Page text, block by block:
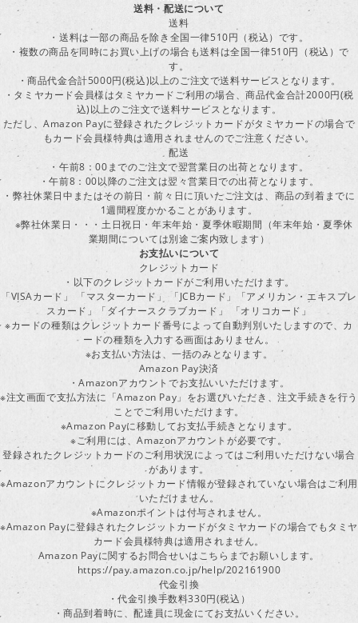
送料・配送について
送料
・送料は一部の商品を除き全国一律510円（税込）です。
・複数の商品を同時にお買い上げの場合も送料は全国一律510円（税込）で
す。
・商品代金合計5000円(税込)以上のご注文で送料サービスとなります。
・タミヤカード会員様はタミヤカードご利用の場合、商品代金合計2000円(税
込)以上のご注文で送料サービスとなります。
ただし、Amazon Payに登録されたクレジットカードがタミヤカードの場合で
もカード会員様特典は適用されませんのでご注意ください。
配送
・午前8：00までのご注文で翌営業日の出荷となります。
・午前8：00以降のご注文は翌々営業日での出荷となります。
・弊社休業日中またはその前日・前々日に頂いたご注文は、商品の到着までに
1週間程度かかることがあります。
※弊社休業日・・・土日祝日・年末年始・夏季休暇期間（年末年始・夏季休
業期間については別途ご案内致します）
お支払いについて
クレジットカード
・以下のクレジットカードがご利用いただけます。
「VISAカード」 「マスターカード」 「JCBカード」「アメリカン・エキスプレ
スカード」「ダイナースクラブカード」 「オリコカード」
※カードの種類はクレジットカード番号によって自動判別いたしますので、カ
ードの種類を入力する画面はありません。
※お支払い方法は、一括のみとなります。
Amazon Pay決済
・Amazonアカウントでお支払いいただけます。
※注文画面で支払方法に「Amazon Pay」をお選びいただき、注文手続きを行う
ことでご利用いただけます。
※Amazon Payに移動してお支払手続きとなります。
※ご利用には、Amazonアカウントが必要です。
登録されたクレジットカードのご利用状況によってはご利用いただけない場合
があります。
※Amazonアカウントにクレジットカード情報が登録されていない場合はご利用
いただけません。
※Amazonポイントは付与されません。
※Amazon Payに登録されたクレジットカードがタミヤカードの場合でもタミヤ
カード会員様特典は適用されません。
Amazon Payに関するお問合せいはこちらまでお願いします。
https://pay.amazon.co.jp/help/202161900
代金引換
・代金引換手数料330円(税込）
・商品到着時に、配達員に現金にてお支払いください。